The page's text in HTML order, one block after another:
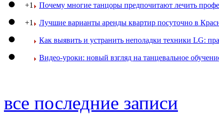
+1 Почему многие танцоры предпочитают лечить
+1 Лучшие варианты аренды квартир посуточно в
Как выявить и устранить неполадки техники LG:
Видео-уроки: новый взгляд на танцевальное
все последние записи